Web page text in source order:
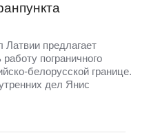
Латвии предлагает
пограничного
белорусской границе.
дел Янис